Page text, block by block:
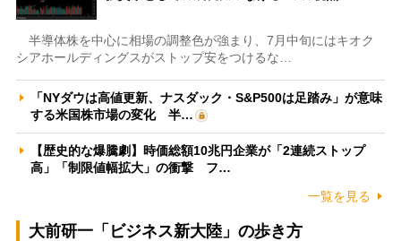
半導体株を中心に相場の調整色が強まり、7月中旬にはキオク
シアホールディングスがストップ安をつけるな…
「NYダウは高値更新、ナスダック・S&P500は足踏み」が意味
する米国株市場の変化 半…
【歴史的な爆騰劇】時価総額10兆円企業が「2連続ストップ
高」「制限値幅拡大」の衝撃 フ…
一覧を見る
大前研一「ビジネス新大陸」の歩き方